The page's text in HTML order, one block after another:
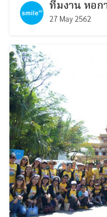
ทีมงาน หอก
27 May 2562